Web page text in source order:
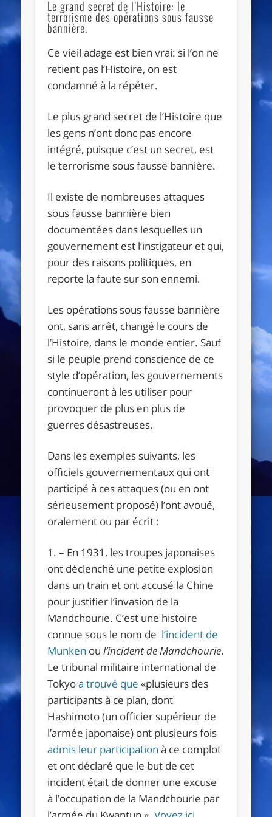
Le grand secret de l’Histoire: le
terrorisme des opérations sous fausse
bannière.
Ce vieil adage est bien vrai: si l’on ne
retient pas l’Histoire, on est
condamné à la répéter.
Le plus grand secret de l’Histoire que
les gens n’ont donc pas encore
intégré, puisque c’est un secret, est
le terrorisme sous fausse bannière.
Il existe de nombreuses attaques
sous fausse bannière bien
documentées dans lesquelles un
gouvernement est l’instigateur et qui,
pour des raisons politiques, en
reporte la faute sur son ennemi.
Les opérations sous fausse bannière
ont, sans arrêt, changé le cours de
l’Histoire, dans le monde entier. Sauf
si le peuple prend conscience de ce
style d’opération, les gouvernements
continueront à les utiliser pour
provoquer de plus en plus de
guerres désastreuses.
Dans les exemples suivants, les
officiels gouvernementaux qui ont
participé à ces attaques (ou en ont
sérieusement proposé) l’ont avoué,
oralement ou par écrit :
1. – En 1931, les troupes japonaises
ont déclenché une petite explosion
dans un train et ont accusé la Chine
pour justifier l’invasion de la
Mandchourie. C’est une histoire
connue sous le nom de l’incident de
Munken oul’incident de Mandchourie.
Le tribunal militaire international de
Tokyoa trouvé que «plusieurs des
participants à ce plan, dont
Hashimoto (un officier supérieur de
l’armée japonaise) ont plusieurs fois
admis leur participation à ce complot
et ont déclaré que le but de cet
incident était de donner une excuse
à l’occupation de la Mandchourie par